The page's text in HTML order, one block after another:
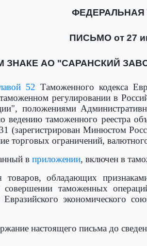
ПИСЬМО от 27
ЗНАКЕ АО "САРАНСКИЙ
52 Таможенного кодекса
регулировании в
положениями
ведению таможенного реестра
(зарегистрирован Минюстом
торговых ограничений,
в приложении, включен в
товаров, обладающих
совершении таможенных
экономического
настоящего письма до